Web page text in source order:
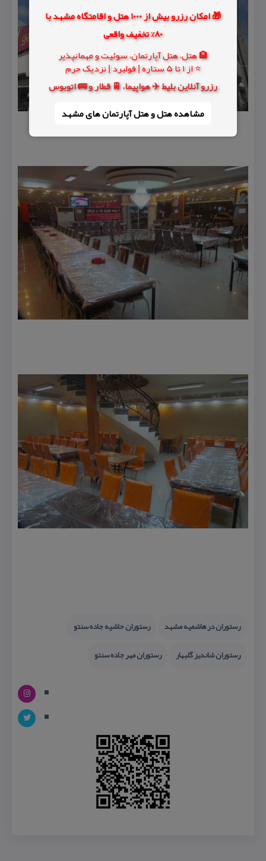
🎁 امکان رزرو بیش از 1000 هتل و اقامتگاه مشهد با
80% تخفیف واقعی
🏨 هتل، هتل آپارتمان، سوئیت و مهمانپذیر
⭐ از 1 تا 5 ستاره | فولبرد | نزدیک حرم
رزرو آنلاین بلیط ✈️ هواپیما، 🚆 قطار و 🚌 اتوبوس
مشاهده هتل و هتل‌ آپارتمان های مشهد
رستوران در هاشمیه مشهد
رستوران حاشیه جاده سنتو
رستوران شاندیز گلبهار
رستوران مهر جاده سنتو